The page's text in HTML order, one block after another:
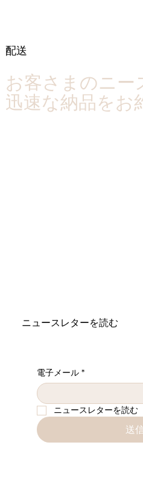
​配送
お客さまのニー
迅速な納品をお
ニュースレターを読む
電子メール *
ニュースレターを読む
送